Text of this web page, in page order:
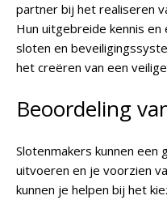
partner bij het realiseren
Hun uitgebreide kennis
sloten en
het creëren van een
Beoordeling
Slotenmakers kunnen een
uitvoeren en je voorzien
kunnen je helpen bij het